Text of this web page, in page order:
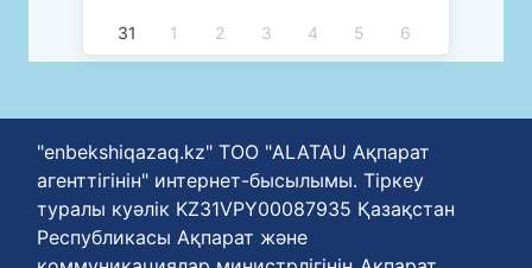
31 1 2 3 4 5 6
"enbekshiqazaq.kz" ТОО "ALATAU Ақпарат
агенттігінін" интернет-бысылымы. Тіркеу
туралы куәлік KZ31VPY00087935 Қазақстан
Республикасы Ақпарат және